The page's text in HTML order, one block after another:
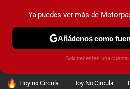
PRUEBAS INDUSTRIA HOY
HOY SE HABLA DE
Hoy no Circula Hoy No Circula
Ya puedes ver más de
Añádenos como
Solo necesitas una cuenta